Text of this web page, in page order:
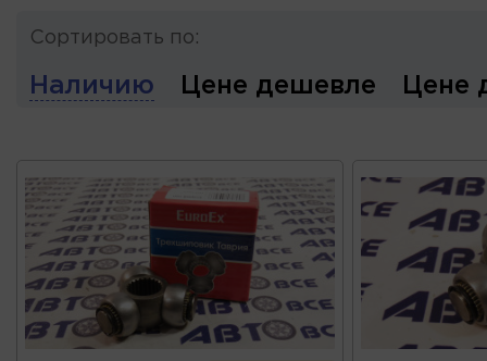
Сортировать по:
Наличию Цене дешевле Цене